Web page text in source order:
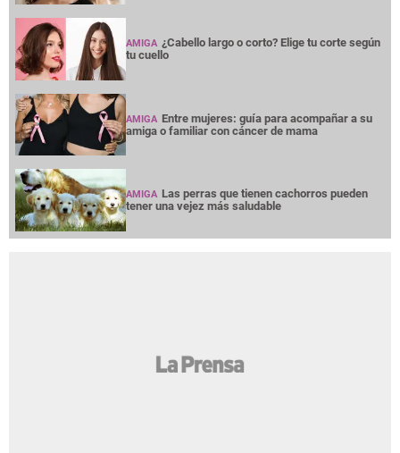
AMIGA ¿Cabello largo o corto? Elige tu corte según
tu cuello
AMIGA Entre mujeres: guía para acompañar a su
amiga o familiar con cáncer de mama
AMIGA Las perras que tienen cachorros pueden
tener una vejez más saludable